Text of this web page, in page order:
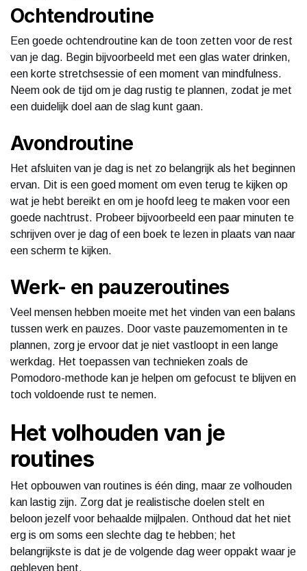
Ochtendroutine
Een goede ochtendroutine kan de toon zetten voor de rest
van je dag. Begin bijvoorbeeld met een glas water drinken,
een korte stretchsessie of een moment van mindfulness.
Neem ook de tijd om je dag rustig te plannen, zodat je met
een duidelijk doel aan de slag kunt gaan.
Avondroutine
Het afsluiten van je dag is net zo belangrijk als het beginnen
ervan. Dit is een goed moment om even terug te kijken op
wat je hebt bereikt en om je hoofd leeg te maken voor een
goede nachtrust. Probeer bijvoorbeeld een paar minuten te
schrijven over je dag of een boek te lezen in plaats van naar
een scherm te kijken.
Werk- en pauzeroutines
Veel mensen hebben moeite met het vinden van een balans
tussen werk en pauzes. Door vaste pauzemomenten in te
plannen, zorg je ervoor dat je niet vastloopt in een lange
werkdag. Het toepassen van technieken zoals de
Pomodoro-methode kan je helpen om gefocust te blijven en
toch voldoende rust te nemen.
Het volhouden van je
routines
Het opbouwen van routines is één ding, maar ze volhouden
kan lastig zijn. Zorg dat je realistische doelen stelt en
beloon jezelf voor behaalde mijlpalen. Onthoud dat het niet
erg is om soms een slechte dag te hebben; het
belangrijkste is dat je de volgende dag weer oppakt waar je
gebleven bent.